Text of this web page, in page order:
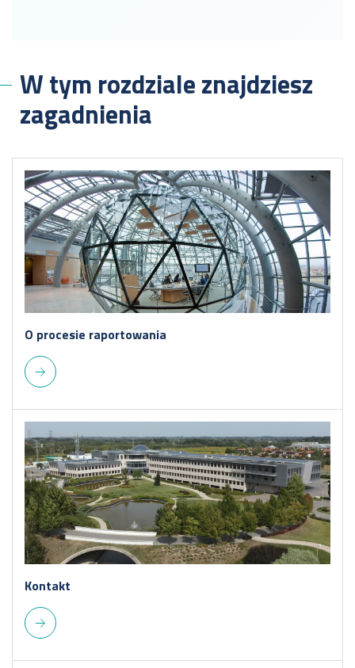
W tym rozdziale znajdziesz
zagadnienia
O procesie raportowania
Kontakt